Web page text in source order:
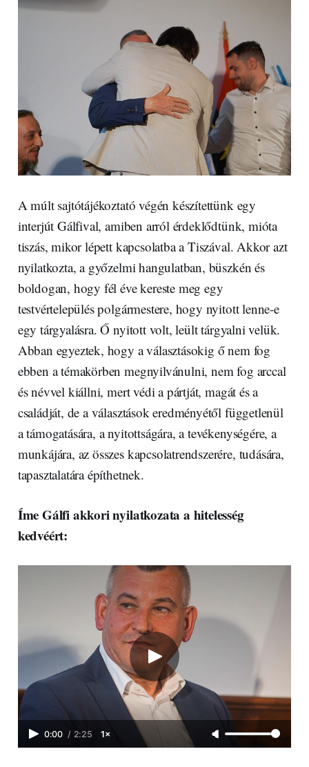
A múlt sajtótájékoztató végén készítettünk egy
interjút Gálfival, amiben arról érdeklődtünk, mióta
tiszás, mikor lépett kapcsolatba a Tiszával. Akkor azt
nyilatkozta, a győzelmi hangulatban, büszkén és
boldogan, hogy fél éve kereste meg egy
testvértelepülés polgármestere, hogy nyitott lenne-e
egy tárgyalásra. Ő nyitott volt, leült tárgyalni velük.
Abban egyeztek, hogy a választásokig ő nem fog
ebben a témakörben megnyilvánulni, nem fog arccal
és névvel kiállni, mert védi a pártját, magát és a
családját, de a választások eredményétől függetlenül
a támogatására, a nyitottságára, a tevékenységére, a
munkájára, az összes kapcsolatrendszerére, tudására,
tapasztalatára építhetnek.
Íme Gálfi akkori nyilatkozata a hitelesség
kedvéért:
0:00 / 2:25 1×